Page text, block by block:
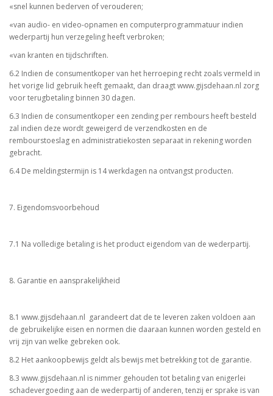
«snel kunnen bederven of verouderen;
«van audio- en video-opnamen en computerprogrammatuur indien
wederpartij hun verzegeling heeft verbroken;
«van kranten en tijdschriften.
6.2 Indien de consumentkoper van het herroeping recht zoals vermeld in
het vorige lid gebruik heeft gemaakt, dan draagt www.gijsdehaan.nl zorg
voor terugbetaling binnen 30 dagen.
6.3 Indien de consumentkoper een zending per rembours heeft besteld
zal indien deze wordt geweigerd de verzendkosten en de
rembourstoeslag en administratiekosten separaat in rekening worden
gebracht.
6.4 De meldingstermijn is 14 werkdagen na ontvangst producten.
7. Eigendomsvoorbehoud
7.1 Na volledige betaling is het product eigendom van de wederpartij.
8. Garantie en aansprakelijkheid
8.1 www.gijsdehaan.nl garandeert dat de te leveren zaken voldoen aan
de gebruikelijke eisen en normen die daaraan kunnen worden gesteld en
vrij zijn van welke gebreken ook.
8.2 Het aankoopbewijs geldt als bewijs met betrekking tot de garantie.
8.3 www.gijsdehaan.nl is nimmer gehouden tot betaling van enigerlei
schadevergoeding aan de wederpartij of anderen, tenzij er sprake is van